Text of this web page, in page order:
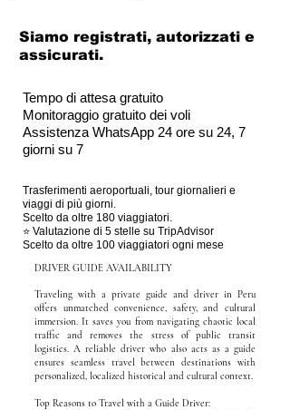
Siamo registrati, autorizzati e
assicurati.
Tempo di attesa gratuito
Monitoraggio gratuito dei voli
Assistenza WhatsApp 24 ore su 24, 7
giorni su 7
Trasferimenti aeroportuali, tour giornalieri e
viaggi di più giorni.
Scelto da oltre 180 viaggiatori.
⭐ Valutazione di 5 stelle su TripAdvisor
Scelto da oltre 100 viaggiatori ogni mese
DRIVER GUIDE AVAILABILITY
Traveling with a private guide and driver in Peru
offers unmatched convenience, safety, and cultural
immersion. It saves you from navigating chaotic local
traffic and removes the stress of public transit
logistics. A reliable driver who also acts as a guide
ensures seamless travel between destinations with
personalized, localized historical and cultural context.
Top Reasons to Travel with a Guide Driver: